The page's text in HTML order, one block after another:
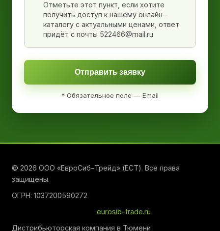
Отметьте этот пункт, если хотите
получить доступ к нашему онлайн-
каталогу с актуальными ценами, ответ
придёт с почты 522466@mail.ru
Отправить заявку
* Обязательное поле — Email
© 2026 ООО «ЕвроСиб-Трейд» (ЕСТ). Все права
защищены.
ОГРН: 1037200590272
eurosib-trade.ru
Дистрибьюторская компания в Тюмени